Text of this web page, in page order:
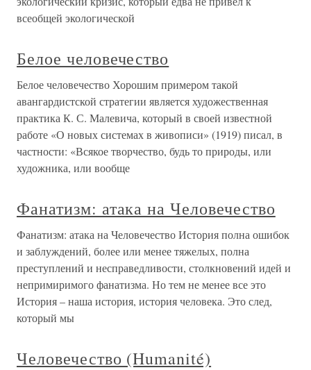
всеобщей экологической
Белое человечество
Белое человечество Хорошим примером такой
авангардистской стратегии является художественная
практика К. С. Малевича, который в своей известной
работе «О новых системах в живописи» (1919) писал, в
частности: «Всякое творчество, будь то природы, или
художника, или вообще
Фанатизм: атака на Человечество
Фанатизм: атака на Человечество История полна ошибок
и заблуждений, более или менее тяжелых, полна
преступлений и несправедливости, столкновений идей и
непримиримого фанатизма. Но тем не менее все это
История – наша история, история человека. Это след,
который мы
Человечество (Humanité)